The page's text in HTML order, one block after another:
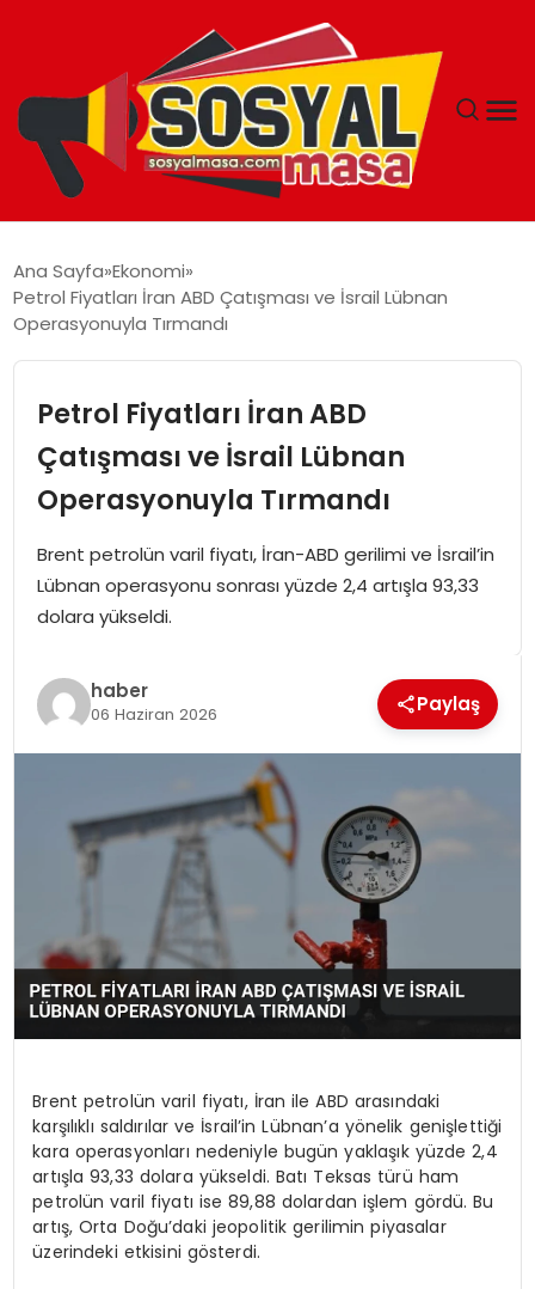
EKONOMI
EĞITIM
SPOR
GÜNDEM
MAGAZIN
Ana Sayfa Ekonomi
Petrol Fiyatları İran ABD Çatışması ve İsrail Lübnan
Operasyonuyla Tırmandı
Petrol Fiyatları İran ABD
Çatışması ve İsrail Lübnan
Operasyonuyla Tırmandı
Brent petrolün varil fiyatı, İran-ABD gerilimi ve İsrail’in
Lübnan operasyonu sonrası yüzde 2,4 artışla 93,33
dolara yükseldi.
haber
06 Haziran 2026 Paylaş
Brent petrolün varil fiyatı, İran ile ABD arasındaki
karşılıklı saldırılar ve İsrail’in Lübnan’a yönelik genişlettiği
kara operasyonları nedeniyle bugün yaklaşık yüzde 2,4
artışla 93,33 dolara yükseldi. Batı Teksas türü ham
petrolün varil fiyatı ise 89,88 dolardan işlem gördü. Bu
artış, Orta Doğu’daki jeopolitik gerilimin piyasalar
üzerindeki etkisini gösterdi.